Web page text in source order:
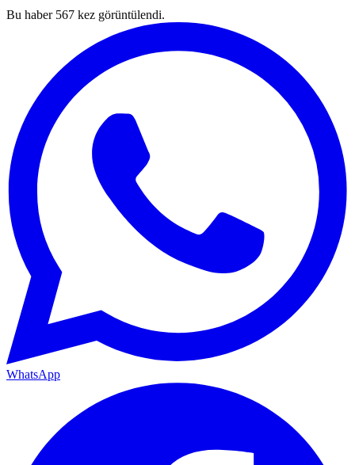
Bu haber 567 kez görüntülendi.
WhatsApp